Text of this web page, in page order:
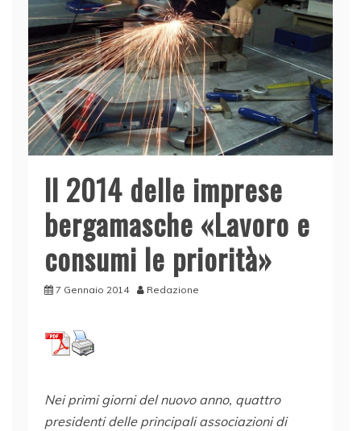
Il 2014 delle imprese
bergamasche «Lavoro e
consumi le priorità»
7 Gennaio 2014 Redazione
Nei primi giorni del nuovo anno, quattro
presidenti delle principali associazioni di